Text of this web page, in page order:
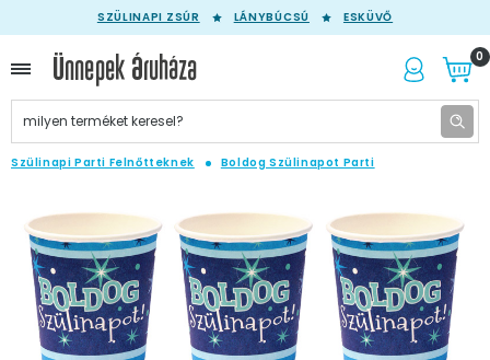
SZÜLINAPI ZSÚR LÁNYBÚCSÚ ESKÜVŐ
0
Szülinapi Parti Felnőtteknek Boldog Szülinapot Parti